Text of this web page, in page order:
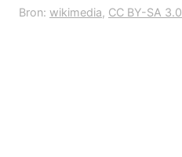
Bron: wikimedia, CC BY-SA 3.0